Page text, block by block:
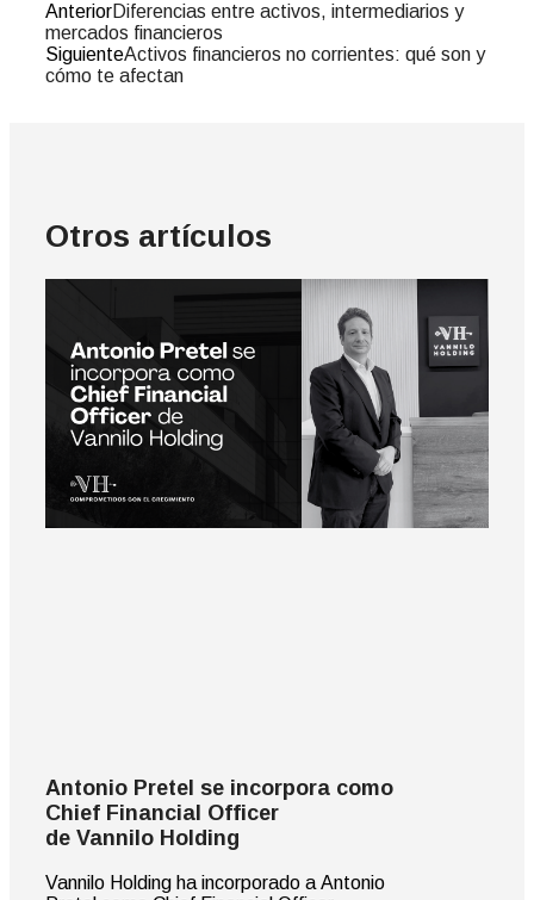
AnteriorDiferencias entre activos, intermediarios y
mercados financieros
SiguienteActivos financieros no corrientes: qué son y
cómo te afectan
Otros artículos
Antonio Pretel se incorpora como
Chief Financial Officer
de Vannilo Holding
Vannilo Holding ha incorporado a Antonio